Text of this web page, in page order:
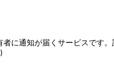
者に通知が届くサービスです